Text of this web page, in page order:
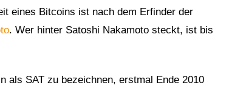
eines Bitcoins ist nach dem Erfinder der
. Wer hinter Satoshi Nakamoto steckt, ist bis
als SAT zu bezeichnen, erstmal Ende 2010